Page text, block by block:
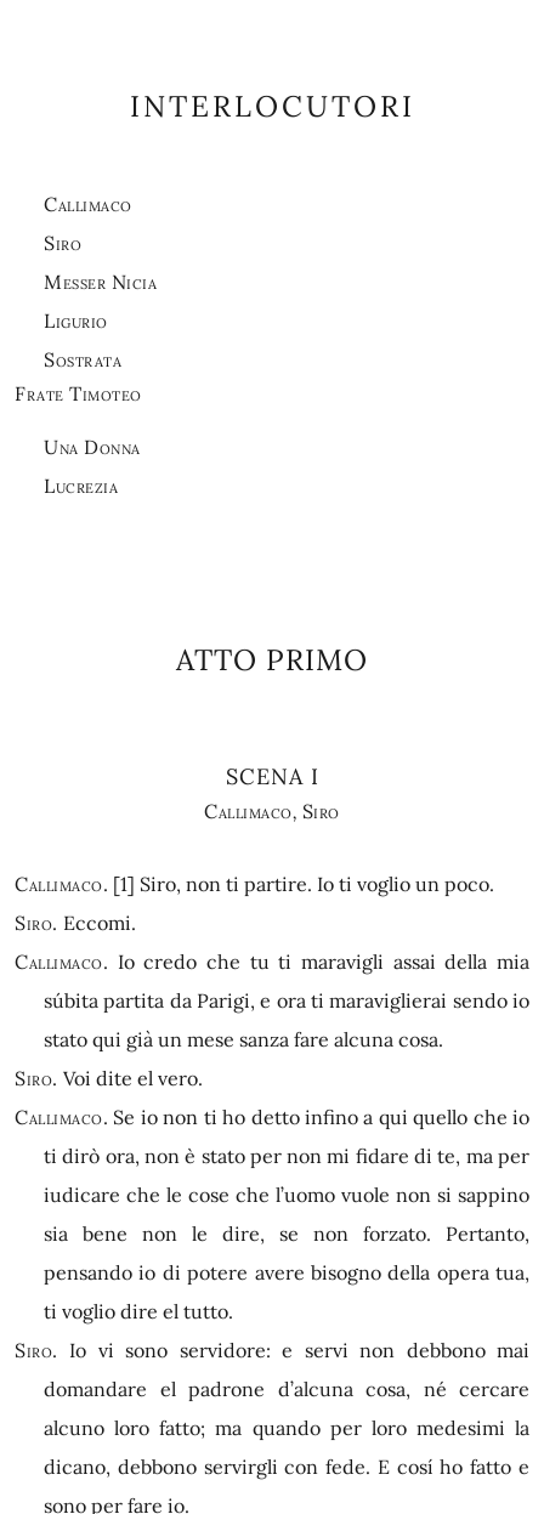
INTERLOCUTORI
Callimaco
Siro
Messer Nicia
Ligurio
Sostrata
Frate Timoteo
Una Donna
Lucrezia
ATTO PRIMO
SCENA I
Callimaco, Siro
Callimaco. [1] Siro, non ti partire. Io ti voglio un poco.
Siro. Eccomi.
Callimaco. Io credo che tu ti maravigli assai della mia
súbita partita da Parigi, e ora ti maraviglierai sendo io
stato qui già un mese sanza fare alcuna cosa.
Siro. Voi dite el vero.
Callimaco. Se io non ti ho detto infino a qui quello che io
ti dirò ora, non è stato per non mi fidare di te, ma per
iudicare che le cose che l’uomo vuole non si sappino
sia bene non le dire, se non forzato. Pertanto,
pensando io di potere avere bisogno della opera tua,
ti voglio dire el tutto.
Siro. Io vi sono servidore: e servi non debbono mai
domandare el padrone d’alcuna cosa, né cercare
alcuno loro fatto; ma quando per loro medesimi la
dicano, debbono servirgli con fede. E cosí ho fatto e
sono per fare io.